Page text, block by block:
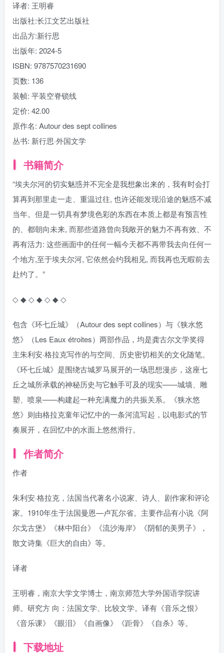
译者: 王明睿
出版社:长江文艺出版社
出品方:新行思
出版年: 2024-5
ISBN: 9787570231690
页数: 136
装帧: 平装空脊锁线
定价: 42.00
原作名: Autour des sept collines
丛书: 新行思·外国文学
书籍简介
“埃夫尔河的切实魅惑并不完全是我想象出来的，我有时会打
算再到那里走一走、重温过往, 也许还能发现沿途的魅惑不减
当年。但是一切具有梦境色彩的东西在本质上都是有预言性
的、都朝向未来, 而那些道路曾向我敞开的魅力不再有效、不
再有活力: 这些画面中的任何一幅今天都不再带我去向任何一
个地方,至于埃夫尔河, 它依然会约我相见, 而我再也无暇前去
赴约了。”
◇ ◆ ◇ ◆ ◇ ◆ ◇
包含《环七丘城》（Autour des sept collines）与《狭水悠
悠》（Les Eaux étroites）两部作品，均是龚古尔文学奖得
主朱利安·格拉克写作的与空间、历史密切相关的文化随笔。
《环七丘城》是围绕古城罗马展开的一场思想漫步，这座七
丘之城所承载的神秘历史与它触手可及的现实——城墙、雕
塑、喷泉——构建起一种充满魔力的共振关系。《狭水悠
悠》则由格拉克童年记忆中的一条河流写起，以电影式的节
奏展开，在回忆中的水面上悠然滑行。
作者简介
作者
朱利安·格拉克，法国当代著名小说家、诗人、剧作家和评论
家。1910年生于法国曼恩—卢瓦尔省。主要作品有小说《阿
尔戈古堡》《林中阳台》《流沙海岸》《阴郁的美男子》，
散文诗集《巨大的自由》等。
译者
王明睿，南京大学文学博士，南京师范大学外国语学院讲
师。研究方 向：法国文学、比较文学。译有《音乐之恨》
《音乐课》《眼泪》《自画像》《距骨》《自杀》等。
下载地址